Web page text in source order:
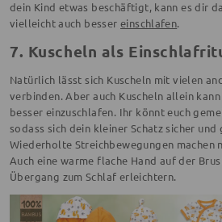
dein Kind etwas beschäftigt, kann es dir
vielleicht auch besser einschlafen.
7. Kuscheln als
Natürlich lässt sich Kuscheln mit vielen
verbinden. Aber auch Kuscheln allein
besser einzuschlafen. Ihr könnt euch
sodass sich dein kleiner Schatz sicher
Wiederholte Streichbewegungen machen
Auch eine warme flache Hand auf der
Übergang zum Schlaf erleichtern.